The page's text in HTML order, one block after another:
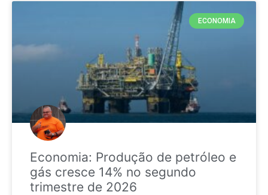
ECONOMIA
Economia: Produção de petróleo e
gás cresce 14% no segundo
trimestre de 2026